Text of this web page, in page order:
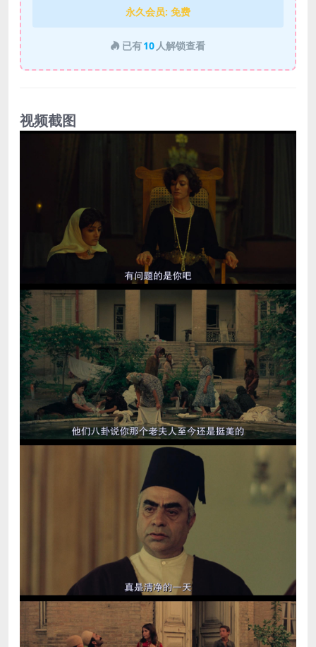
永久会员: 免费
已有10 人解锁查看
视频截图